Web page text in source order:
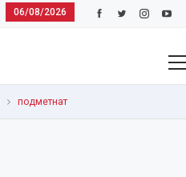
06/08/2026
подметнат